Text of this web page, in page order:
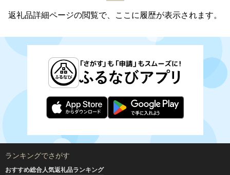
返礼品詳細ページの閲覧で、ここに履歴が表示されます。
ランキングでさがす
おすすめ総合人気返礼品ランキング